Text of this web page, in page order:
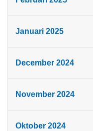
Januari 2025
December 2024
November 2024
Oktober 2024